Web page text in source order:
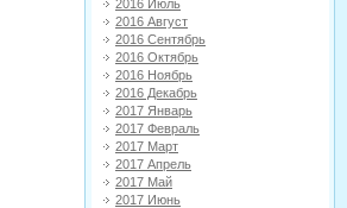
2016 Июль
2016 Август
2016 Сентябрь
2016 Октябрь
2016 Ноябрь
2016 Декабрь
2017 Январь
2017 Февраль
2017 Март
2017 Апрель
2017 Май
2017 Июнь